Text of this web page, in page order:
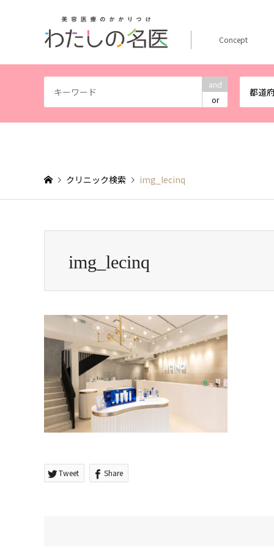
and
or
都道
Concept
クリニック検索 img_lecinq
img_lecinq
Tweet Share